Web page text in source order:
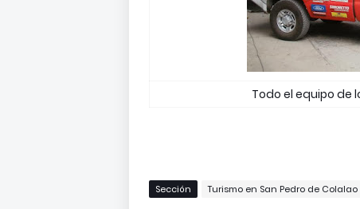
Todo el equipo de
Sección Turismo en San Pedro de Colalao